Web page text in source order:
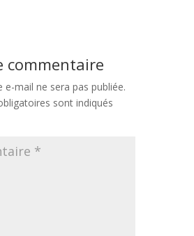
commentaire
e-mail ne sera pas publiée.
sont indiqués